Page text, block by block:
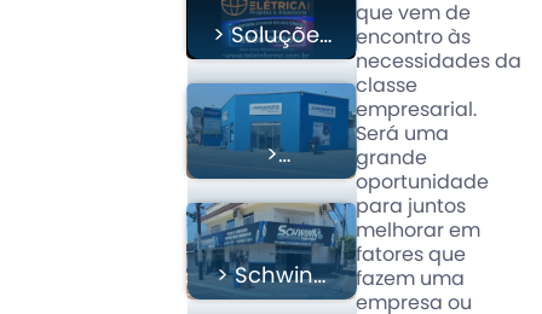
> Soluções
Elétrica
>
JUINAINFO
Informática
> Schwinn
Motos
que vem de
encontro às
necessidades da
classe
empresarial.
Será uma
grande
oportunidade
para juntos
melhorar em
fatores que
fazem uma
empresa ou